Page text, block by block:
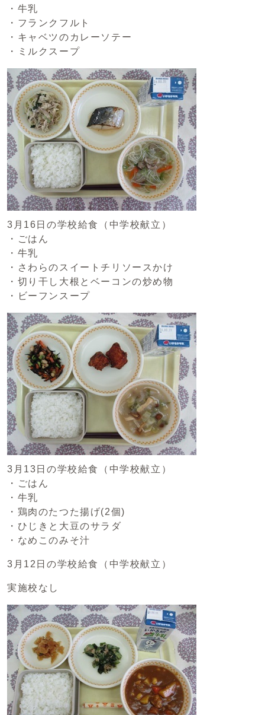
・牛乳
・フランクフルト
・キャベツのカレーソテー
・ミルクスープ
3月16日の学校給食（中学校献立）
・ごはん
・牛乳
・さわらのスイートチリソースかけ
・切り干し大根とベーコンの炒め物
・ビーフンスープ
3月13日の学校給食（中学校献立）
・ごはん
・牛乳
・鶏肉のたつた揚げ(2個)
・ひじきと大豆のサラダ
・なめこのみそ汁
3月12日の学校給食（中学校献立）
実施校なし